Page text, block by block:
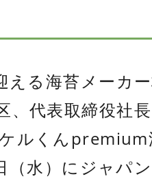
える海苔メーカ
、代表取締役社
ルくん
（水）にジャパ